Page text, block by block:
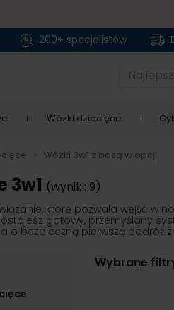
200+ specjalistów
Wózki dziecięce
> Wózki 3w1 z bazą w opcji
3w1 (wyniki: 9)
które pozwala wejść
gotowy, przemyślany
o bezpieczną pierwszą podróż
Wybrane